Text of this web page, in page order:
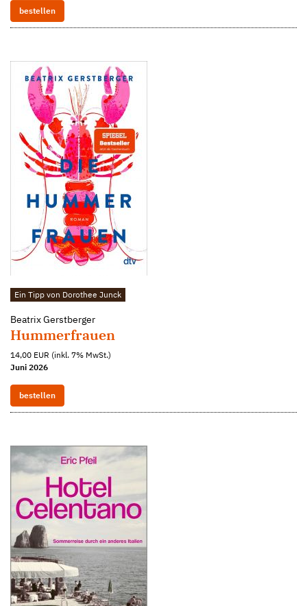
bestellen
Ein Tipp von Dorothee Junck
Beatrix Gerstberger
Hummerfrauen
14,00 EUR (inkl. 7% MwSt.)
Juni 2026
bestellen